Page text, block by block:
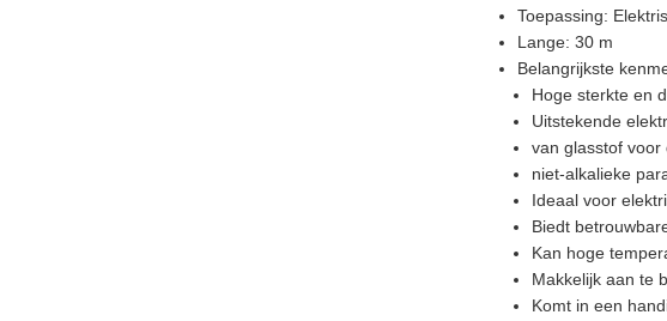
Toepassing:
Lange: 30 m
Belangrijkste
Hoge sterkte en
Uitstekende
van glasstof voor
niet-alkalieke
Ideaal voor
Biedt
Kan hoge
Makkelijk aan te
Komt in een